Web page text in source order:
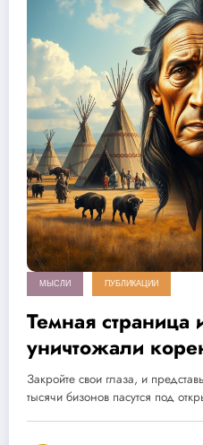
МЫСЛИ ПУБЛИКАЦИИ
Темная страница
уничтожали
Америки
Закройте свои глаза, и
тысячи бизонов пасутся под